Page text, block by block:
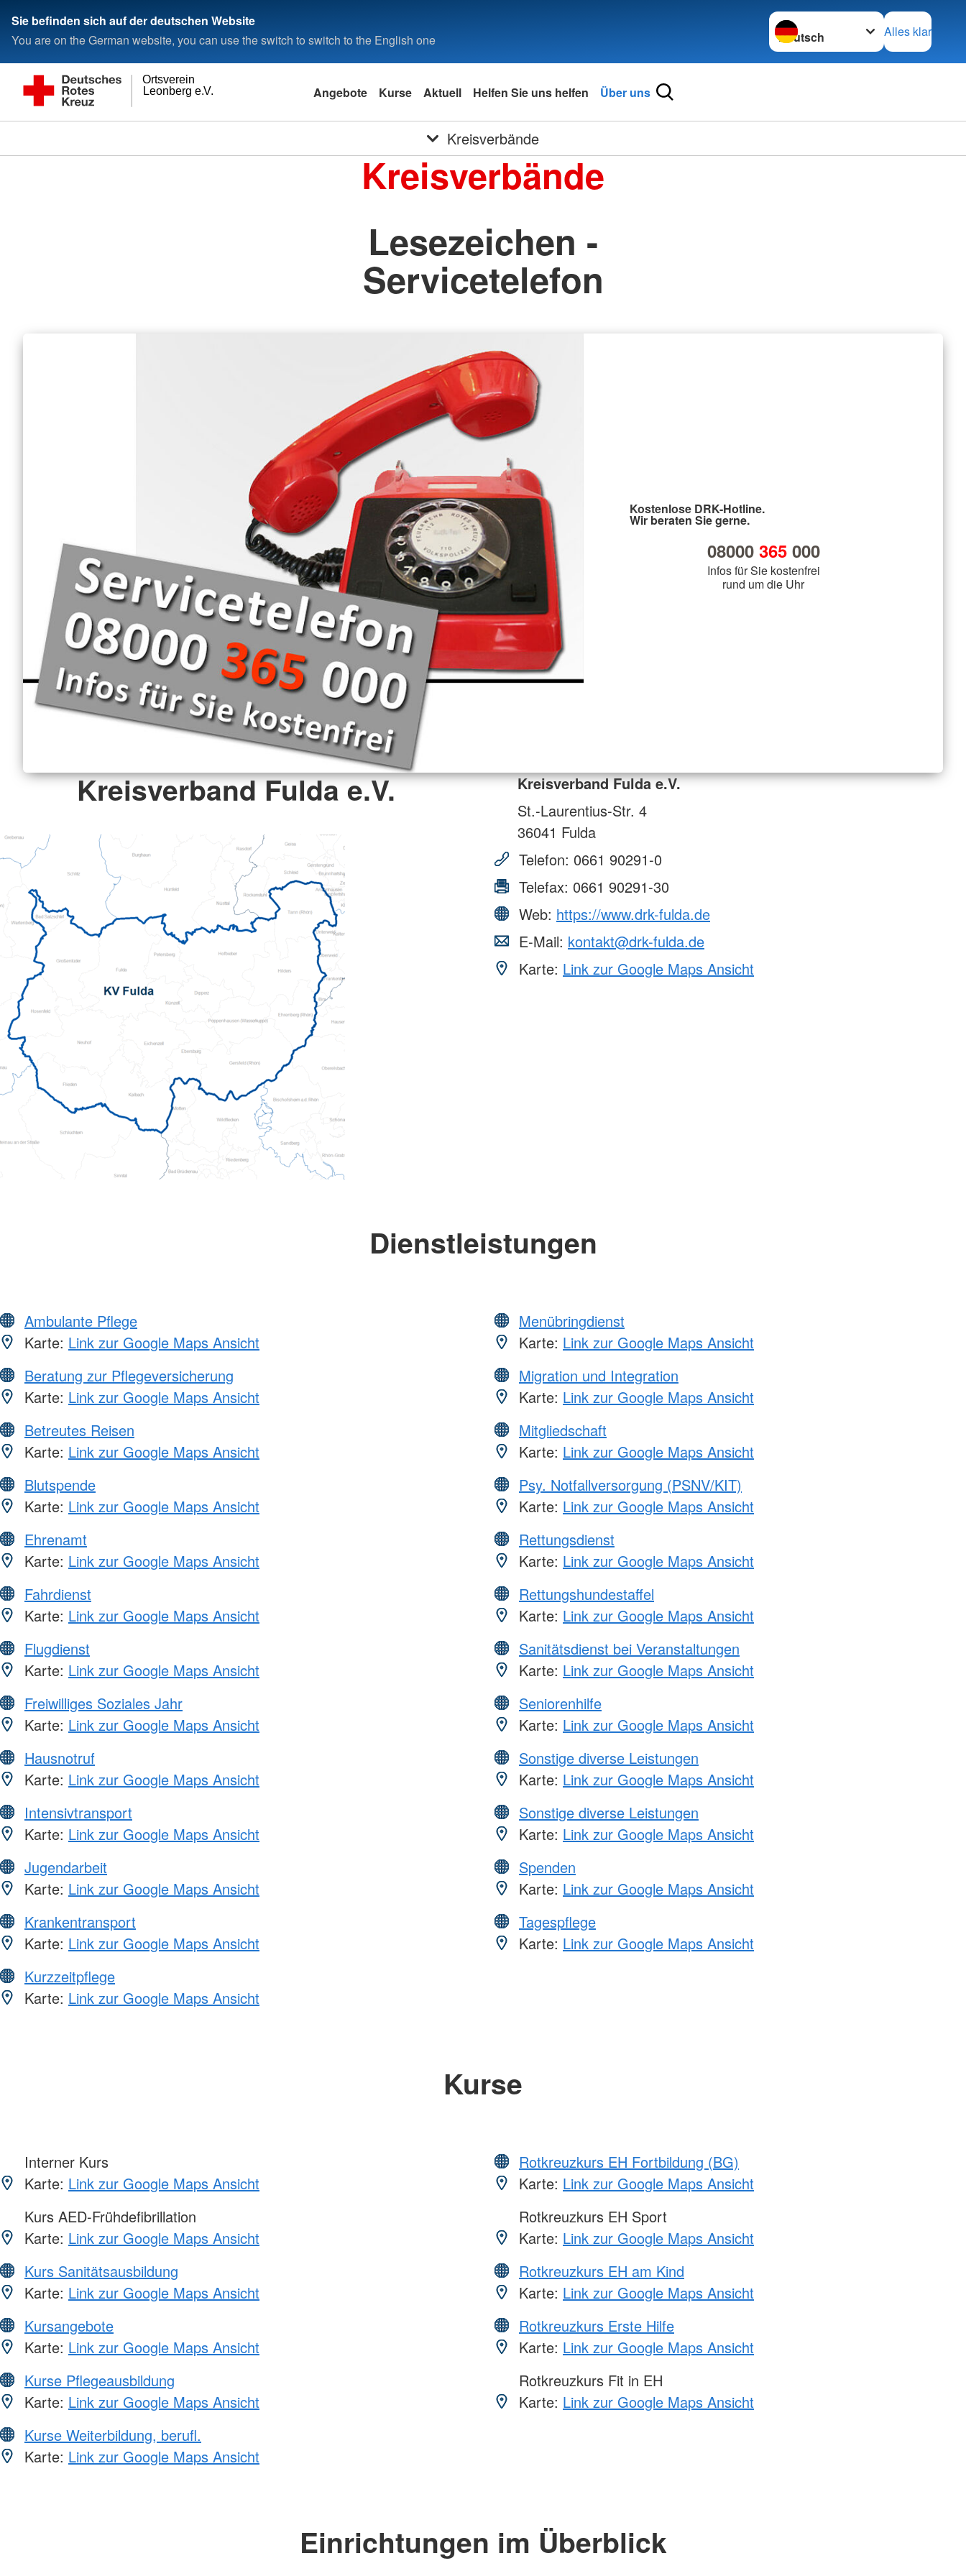
Sie befinden sich auf der deutschen Website
You are on the German website, you can use the switch to switch to the English one
Sprache wechseln zu
Alles klar
Leonberg e.V.
Ortsverein
Angebote Kurse Aktuell Helfen Sie uns helfen Über uns
Kreisverbände
Kreisverbände
Lesezeichen -
Servicetelefon
Kostenlose DRK-Hotline.
Wir beraten Sie gerne.
08000 365000
Infos für Sie kostenfrei
rund um die Uhr
Kreisverband Fulda e.V.
Kreisverband Fulda e.V.
St.-Laurentius-Str. 4
36041 Fulda
Telefon: 0661 90291-0
Telefax: 0661 90291-30
Web: https://www.drk-fulda.de
E-Mail: kontakt@drk-fulda.de
Karte: Link zur Google Maps Ansicht
Dienstleistungen
Ambulante Pflege
Karte: Link zur Google Maps Ansicht
Beratung zur Pflegeversicherung
Karte: Link zur Google Maps Ansicht
Betreutes Reisen
Karte: Link zur Google Maps Ansicht
Blutspende
Karte: Link zur Google Maps Ansicht
Ehrenamt
Karte: Link zur Google Maps Ansicht
Fahrdienst
Karte: Link zur Google Maps Ansicht
Flugdienst
Karte: Link zur Google Maps Ansicht
Freiwilliges Soziales Jahr
Karte: Link zur Google Maps Ansicht
Hausnotruf
Karte: Link zur Google Maps Ansicht
Intensivtransport
Karte: Link zur Google Maps Ansicht
Jugendarbeit
Karte: Link zur Google Maps Ansicht
Krankentransport
Karte: Link zur Google Maps Ansicht
Kurzzeitpflege
Karte: Link zur Google Maps Ansicht
Menübringdienst
Karte: Link zur Google Maps Ansicht
Migration und Integration
Karte: Link zur Google Maps Ansicht
Mitgliedschaft
Karte: Link zur Google Maps Ansicht
Psy. Notfallversorgung (PSNV/KIT)
Karte: Link zur Google Maps Ansicht
Rettungsdienst
Karte: Link zur Google Maps Ansicht
Rettungshundestaffel
Karte: Link zur Google Maps Ansicht
Sanitätsdienst bei Veranstaltungen
Karte: Link zur Google Maps Ansicht
Seniorenhilfe
Karte: Link zur Google Maps Ansicht
Sonstige diverse Leistungen
Karte: Link zur Google Maps Ansicht
Sonstige diverse Leistungen
Karte: Link zur Google Maps Ansicht
Spenden
Karte: Link zur Google Maps Ansicht
Tagespflege
Karte: Link zur Google Maps Ansicht
Kurse
Interner Kurs
Karte: Link zur Google Maps Ansicht
Kurs AED-Frühdefibrillation
Karte: Link zur Google Maps Ansicht
Kurs Sanitätsausbildung
Karte: Link zur Google Maps Ansicht
Kursangebote
Karte: Link zur Google Maps Ansicht
Kurse Pflegeausbildung
Karte: Link zur Google Maps Ansicht
Kurse Weiterbildung, berufl.
Karte: Link zur Google Maps Ansicht
Rotkreuzkurs EH Fortbildung (BG)
Karte: Link zur Google Maps Ansicht
Rotkreuzkurs EH Sport
Karte: Link zur Google Maps Ansicht
Rotkreuzkurs EH am Kind
Karte: Link zur Google Maps Ansicht
Rotkreuzkurs Erste Hilfe
Karte: Link zur Google Maps Ansicht
Rotkreuzkurs Fit in EH
Karte: Link zur Google Maps Ansicht
Einrichtungen im Überblick